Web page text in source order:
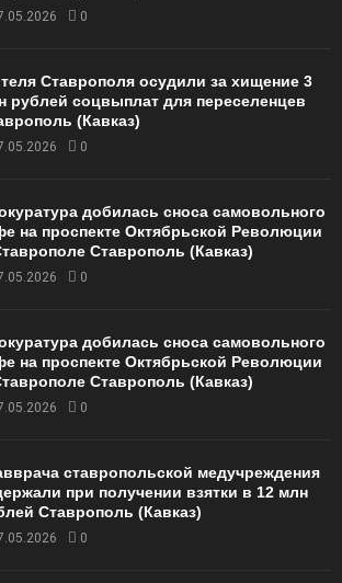
0
Ставрополя осудили за хищение 3
рублей соцвыплат для переселенцев
(Кавказ)
0
добилась сноса самовольного
на проспекте Октябрьской Революции
Ставрополь (Кавказ)
0
добилась сноса самовольного
на проспекте Октябрьской Революции
Ставрополь (Кавказ)
0
ставропольской медучреждения
при получении взятки в 12 млн
Ставрополь (Кавказ)
0